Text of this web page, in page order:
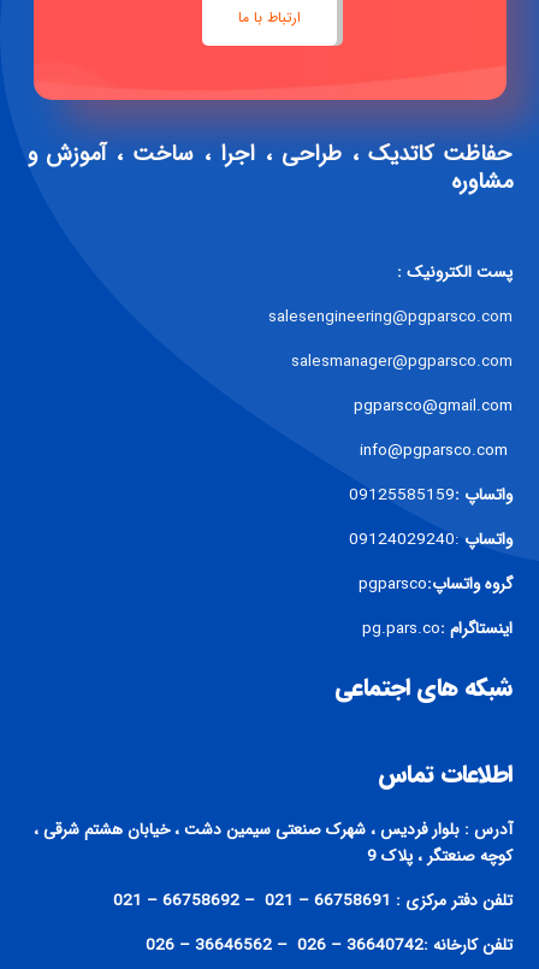
ارتباط با ما
حفاظت کاتدیک ، طراحی ، اجرا ، ساخت ، آموزش و
مشاوره
پست الکترونیک :
salesengineering@pgparsco.com
salesmanager@pgparsco.com
pgparsco@gmail.com
واتساپ :09125585159
واتساپ :09124029240
گروه واتساپ:pgparsco
اینستاگرام :pg.pars.co
شبکه های اجتماعی
اطلاعات تماس
آدرس : بلوار فردیس ، شهرک صنعتی سیمین دشت ، خیابان هشتم شرقی ،
کوچه صنعتگر ، پلاک 9
تلفن دفتر مرکزی : 66758691 – 021 – 66758692 – 021
تلفن کارخانه :36640742 – 026 – 36646562 – 026